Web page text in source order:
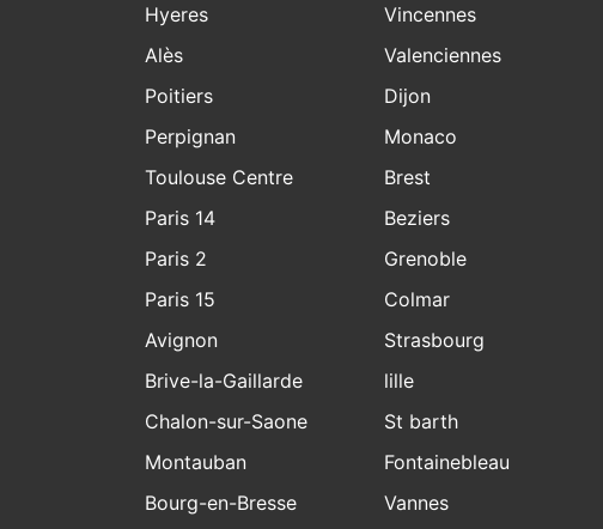
Hyeres
Alès
Poitiers
Perpignan
Toulouse Centre
Paris 14
Paris 2
Paris 15
Avignon
Vincennes
Valenciennes
Dijon
Monaco
Brest
Beziers
Grenoble
Colmar
Strasbourg
Brive-la-Gaillarde
Chalon-sur-Saone
Montauban
Bourg-en-Bresse
lille
St barth
Fontainebleau
Vannes